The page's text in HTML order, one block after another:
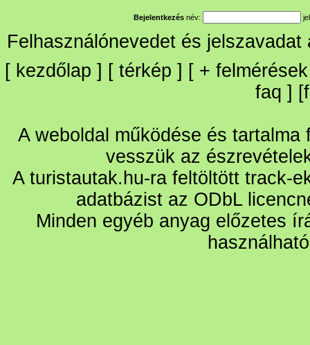
Bejelentkezés név:
Felhasználónevedet és
[ kezdőlap ] [ térkép ] [ + felmérések
faq ] [
A weboldal működése és
vesszük az
A turistautak.hu-ra feltöltött track-
adatbázist az ODbL
Minden egyéb anyag előzetes